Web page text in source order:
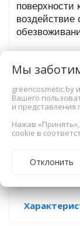
поверхности
53,35
Мы
greencosmetic.by
Вашего
и
Нажав
cookie в
Отклонить